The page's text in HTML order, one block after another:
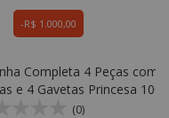
R$ 1.000,00
Completa 4 Peças com 6
e 4 Gavetas Princesa
(0)